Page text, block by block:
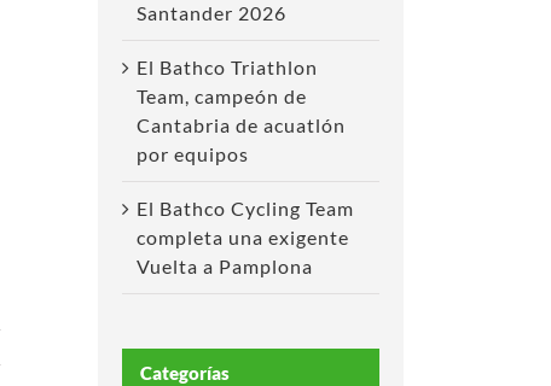
Santander 2026
El Bathco Triathlon
Team, campeón de
Cantabria de acuatlón
por equipos
El Bathco Cycling Team
completa una exigente
Vuelta a Pamplona
Categorías